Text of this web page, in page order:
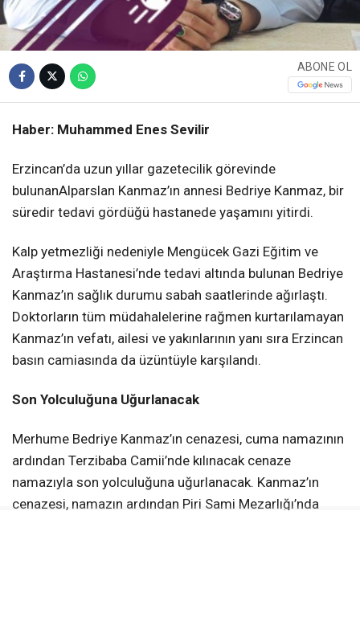
ABONE OL
Haber: Muhammed Enes Sevilir
Erzincan’da uzun yıllar gazetecilik görevinde
bulunanAlparslan Kanmaz’ın annesi Bedriye Kanmaz, bir
süredir tedavi gördüğü hastanede yaşamını yitirdi.
Kalp yetmezliği nedeniyle Mengücek Gazi Eğitim ve
Araştırma Hastanesi’nde tedavi altında bulunan Bedriye
Kanmaz’ın sağlık durumu sabah saatlerinde ağırlaştı.
Doktorların tüm müdahalelerine rağmen kurtarılamayan
Kanmaz’ın vefatı, ailesi ve yakınlarının yanı sıra Erzincan
basın camiasında da üzüntüyle karşılandı.
Son Yolculuğuna Uğurlanacak
Merhume Bedriye Kanmaz’ın cenazesi, cuma namazının
ardından Terzibaba Camii’nde kılınacak cenaze
namazıyla son yolculuğuna uğurlanacak. Kanmaz’ın
cenazesi, namazın ardından Piri Sami Mezarlığı’nda